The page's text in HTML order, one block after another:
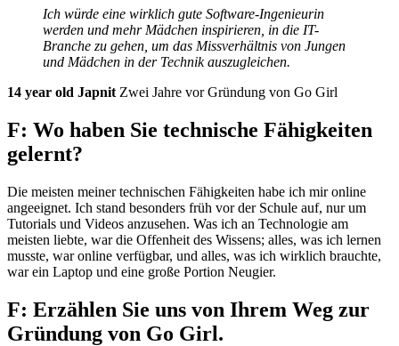
Ich würde eine wirklich gute Software-Ingenieurin
werden und mehr Mädchen inspirieren, in die IT-
Branche zu gehen, um das Missverhältnis von Jungen
und Mädchen in der Technik auszugleichen.
14 year old Japnit Zwei Jahre vor Gründung von Go Girl
F: Wo haben Sie technische Fähigkeiten
gelernt?
Die meisten meiner technischen Fähigkeiten habe ich mir online
angeeignet. Ich stand besonders früh vor der Schule auf, nur um
Tutorials und Videos anzusehen. Was ich an Technologie am
meisten liebte, war die Offenheit des Wissens; alles, was ich lernen
musste, war online verfügbar, und alles, was ich wirklich brauchte,
war ein Laptop und eine große Portion Neugier.
F: Erzählen Sie uns von Ihrem Weg zur
Gründung von Go Girl.